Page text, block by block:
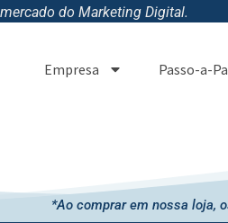
do Marketing Digital.
Empresa Passo-a-
*Ao comprar em nossa loja,